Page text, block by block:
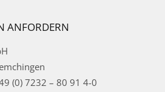
ANFORDERN
(0) 7232 – 80 91 4-0